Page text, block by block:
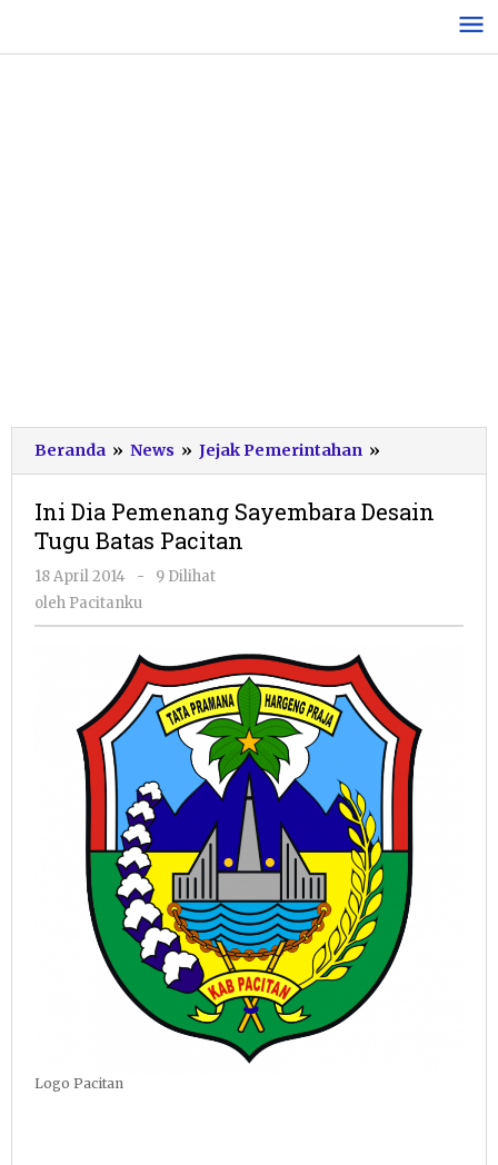
konten
Beranda » News » Jejak Pemerintahan »
Dia
Sayembara
Ini Dia Pemenang Sayembara Desain
Tugu Batas Pacitan
18 April 2014
oleh
Pacitanku
-
9 Dilihat
oleh Pacitanku
Logo Pacitan